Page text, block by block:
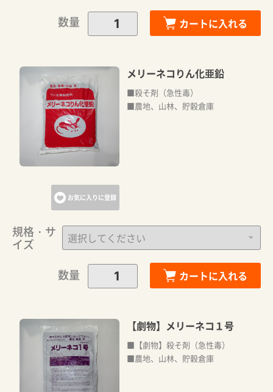
数量
カートに入れる
お気に入りに登録
メリーネコりん化亜鉛
■殺そ剤（急性毒）
■農地、山林、貯穀倉庫
規格・サ
イズ
数量
カートに入れる
【劇物】メリーネコ１号
■【劇物】殺そ剤（急性毒）
■農地、山林、貯穀倉庫